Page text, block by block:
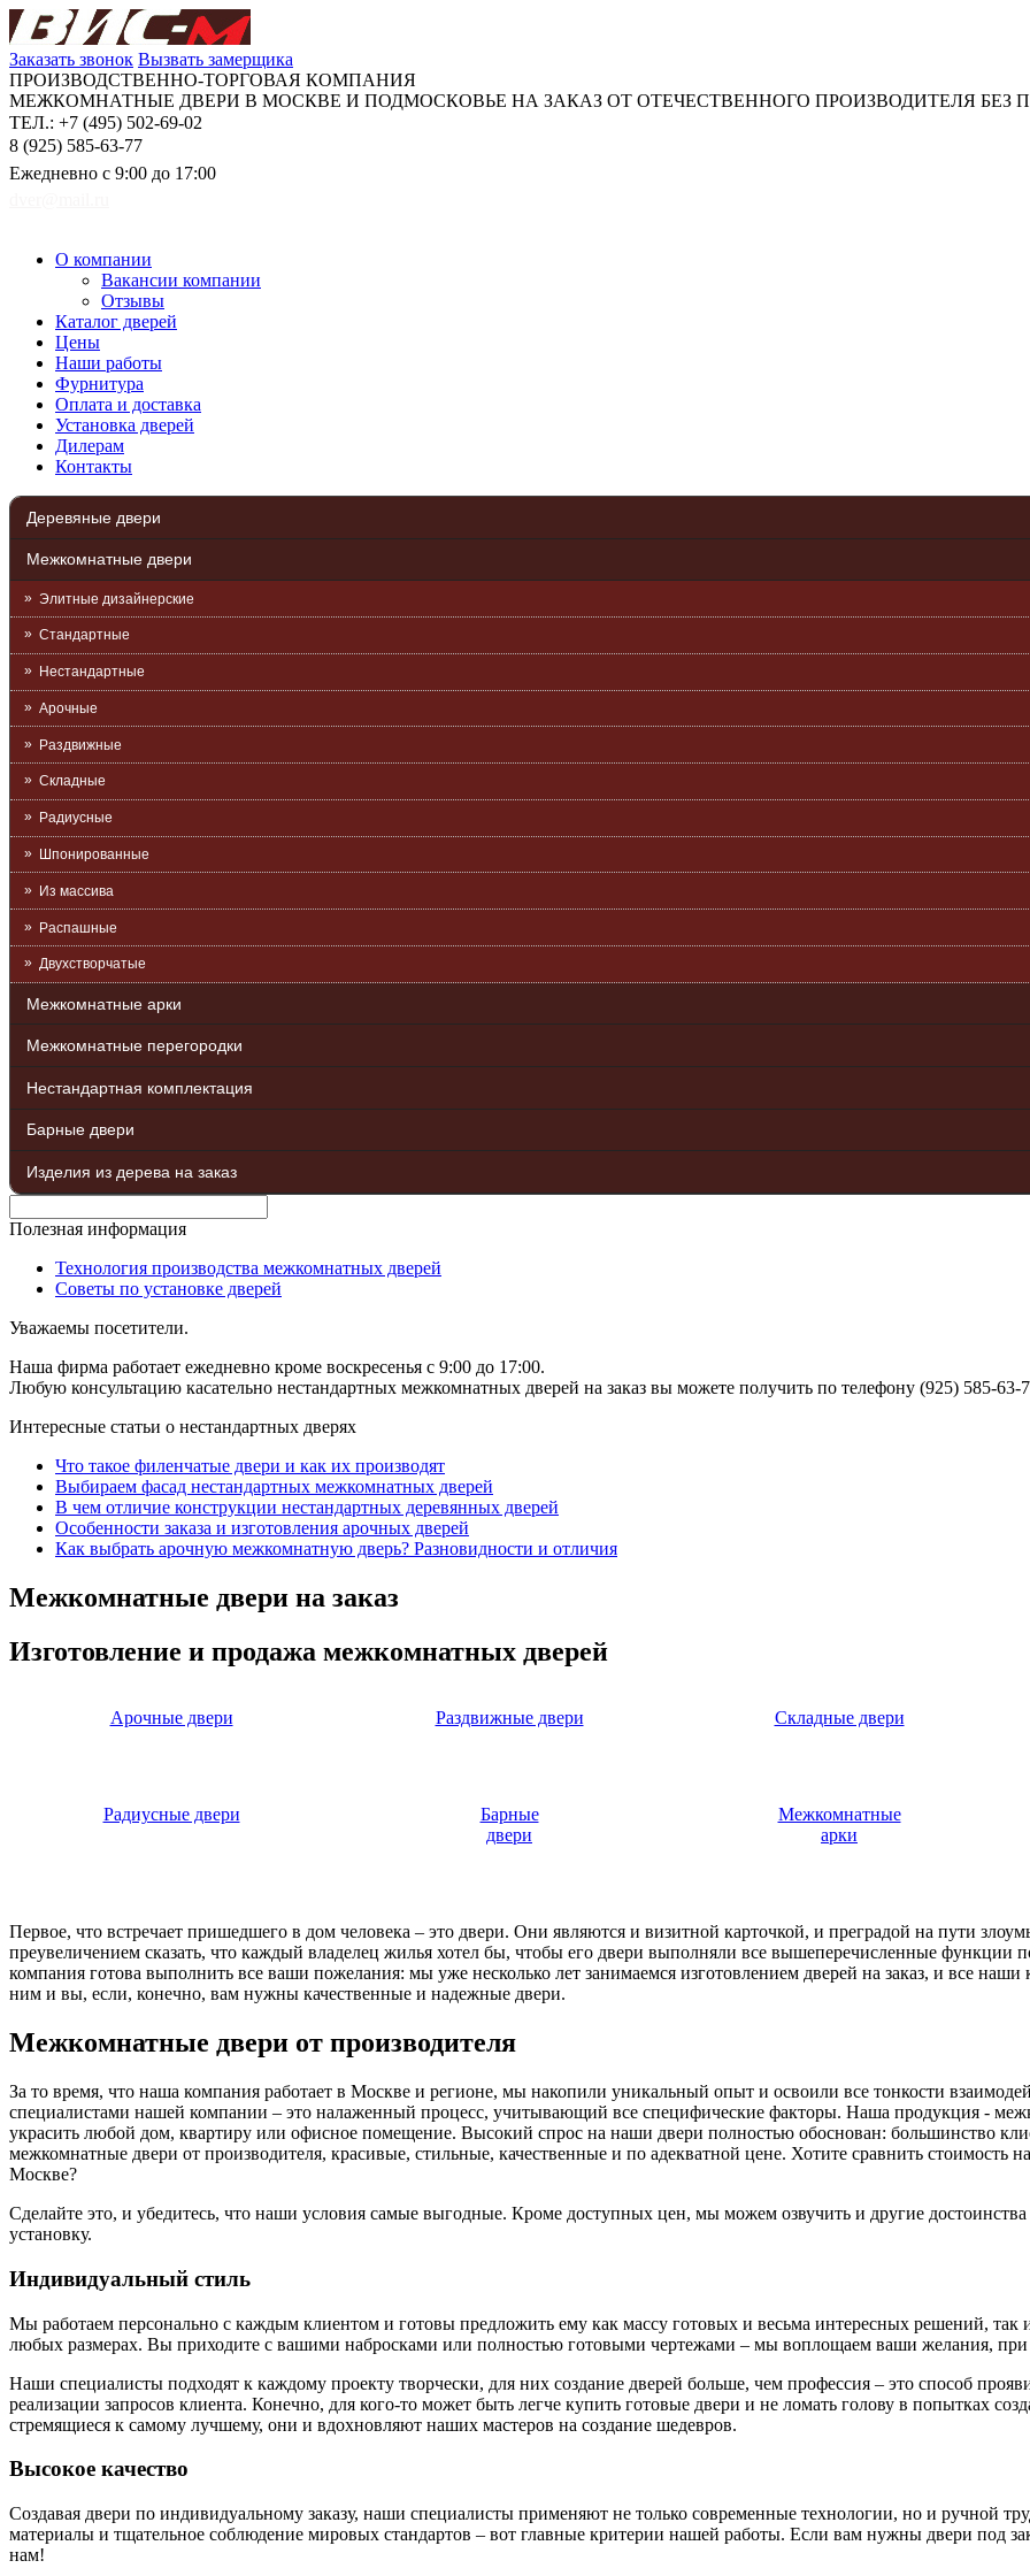
Заказать звонок Вызвать замерщика
ПРОИЗВОДСТВЕННО-ТОРГОВАЯ КОМПАНИЯ
МЕЖКОМНАТНЫЕ ДВЕРИ В МОСКВЕ И ПОДМОСКОВЬЕ НА ЗАКАЗ ОТ ОТЕЧЕСТВЕННОГО ПРОИЗВОДИТЕЛЯ БЕЗ
ТЕЛ.: +7 (495) 502-69-02
8 (925) 585-63-77
Ежедневно с 9:00 до 17:00
О компании
Вакансии компании
Отзывы
Каталог дверей
Цены
Наши работы
Фурнитура
Оплата и доставка
Установка дверей
Дилерам
Контакты
Деревяные двери
Межкомнатные двери
Элитные дизайнерские
Стандартные
Нестандартные
Арочные
Раздвижные
Складные
Радиусные
Шпонированные
Из массива
Распашные
Двухстворчатые
Межкомнатные арки
Межкомнатные перегородки
Нестандартная комплектация
Барные двери
Изделия из дерева на заказ
Полезная информация
Технология производства межкомнатных дверей
Советы по установке дверей
Уважаемы посетители.
Наша фирма работает ежедневно кроме воскресенья с 9:00 до 17:00.
Любую консультацию касательно нестандартных межкомнатных дверей на заказ вы можете получить по телефону (925) 585-63-
Интересные статьи о нестандартных дверях
Что такое филенчатые двери и как их производят
Выбираем фасад нестандартных межкомнатных дверей
В чем отличие конструкции нестандартных деревянных дверей
Особенности заказа и изготовления арочных дверей
Как выбрать арочную межкомнатную дверь? Разновидности и отличия
Межкомнатные двери на заказ
Изготовление и продажа межкомнатных дверей
Арочные двери Раздвижные двери Складные двери
Радиусные двери
Барные
двери
Межкомнатные
арки
Первое, что встречает пришедшего в дом человека – это двери. Они являются и визитной карточкой, и преградой на пути
преувеличением сказать, что каждый владелец жилья хотел бы, чтобы его двери выполняли все вышеперечисленные
компания готова выполнить все ваши пожелания: мы уже несколько лет занимаемся изготовлением дверей на заказ, и все
ним и вы, если, конечно, вам нужны качественные и надежные двери.
Межкомнатные двери от производителя
За то время, что наша компания работает в Москве и регионе, мы накопили уникальный опыт и освоили все тонкости
специалистами нашей компании – это налаженный процесс, учитывающий все специфические факторы. Наша продукция -
украсить любой дом, квартиру или офисное помещение. Высокий спрос на наши двери полностью обоснован: большинство
межкомнатные двери от производителя, красивые, стильные, качественные и по адекватной цене. Хотите сравнить
Москве?
Сделайте это, и убедитесь, что наши условия самые выгодные. Кроме доступных цен, мы можем озвучить и другие
установку.
Индивидуальный стиль
Мы работаем персонально с каждым клиентом и готовы предложить ему как массу готовых и весьма интересных решений, так
любых размерах. Вы приходите с вашими набросками или полностью готовыми чертежами – мы воплощаем ваши желания, при
Наши специалисты подходят к каждому проекту творчески, для них создание дверей больше, чем профессия – это способ
реализации запросов клиента. Конечно, для кого-то может быть легче купить готовые двери и не ломать голову в попытках
стремящиеся к самому лучшему, они и вдохновляют наших мастеров на создание шедевров.
Высокое качество
Создавая двери по индивидуальному заказу, наши специалисты применяют не только современные технологии, но и ручной
материалы и тщательное соблюдение мировых стандартов – вот главные критерии нашей работы. Если вам нужны двери под
нам!